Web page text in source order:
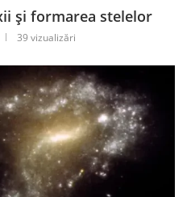
și formarea stelelor
39 vizualizări